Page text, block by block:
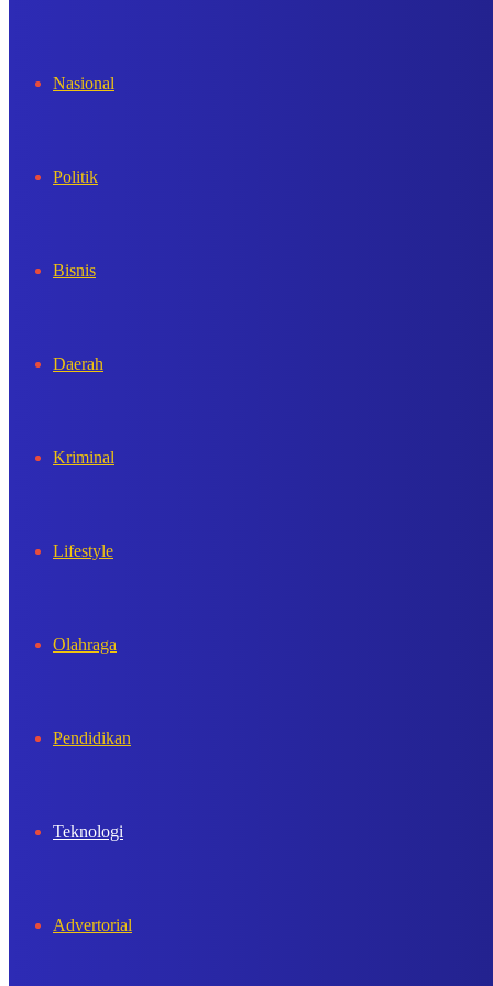
Nasional
Politik
Bisnis
Daerah
Kriminal
Lifestyle
Olahraga
Pendidikan
Teknologi
Advertorial